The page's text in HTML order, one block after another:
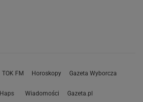
TOK FM Horoskopy Gazeta Wyborcza
Haps Wiadomości Gazeta.pl